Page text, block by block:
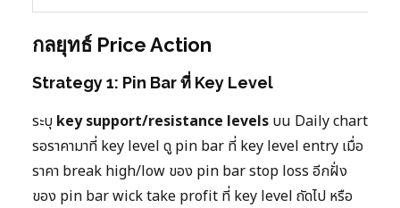
กลยุทธ์ Price Action
Strategy 1: Pin Bar ที่ Key Level
ระบุ key support/resistance levels บน Daily chart
รอราคามาที่ key level ดู pin bar ที่ key level entry เมื่อ
ราคา break high/low ของ pin bar stop loss อีกฝั่ง
ของ pin bar wick take profit ที่ key level ถัดไป หรือ